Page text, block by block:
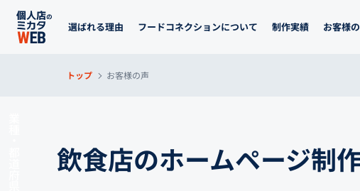
選ばれる理由 フードコネクションについて 制作実績 お客様
トップ お客様の声
飲食店のホームページ制